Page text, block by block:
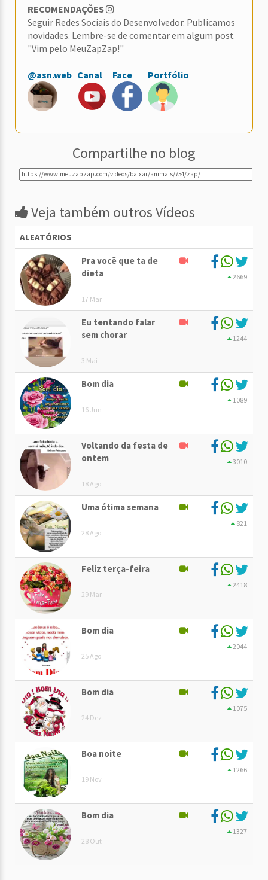
RECOMENDAÇÕES
Seguir Redes Sociais do Desenvolvedor. Publicamos
novidades. Lembre-se de comentar em algum post
"Vim pelo MeuZapZap!"
@asn.web Canal Face Portfólio
Compartilhe no blog
Veja também outros Vídeos
ALEATÓRIOS
Pra você que ta de
dieta
17 Mar
2669
Eu tentando falar
sem chorar
3 Mai
1244
Bom dia
16 Jun
1089
Voltando da festa de
ontem
18 Ago
3010
Uma ótima semana
28 Ago
821
Feliz terça-feira
29 Mar
2418
Bom dia
25 Ago
2044
Bom dia
24 Dez
1075
Boa noite
19 Nov
1266
Bom dia
28 Out
1327